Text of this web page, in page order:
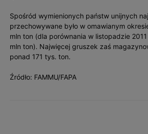
Spośród wymienionych państw unijnych
przechowywane było w omawianym
mln ton (dla porównania w listopadzie 2011
mln ton). Najwięcej gruszek zaś
ponad 171 tys. ton.
Źródło: FAMMU/FAPA